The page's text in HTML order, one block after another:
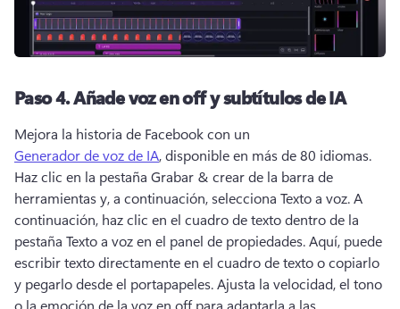
Paso 4. Añade voz en off y subtítulos de IA
Mejora la historia de Facebook con un
Generador de voz de IA, disponible en más de 80 idiomas.
Haz clic en la pestaña Grabar & crear de la barra de
herramientas y, a continuación, selecciona Texto a voz. A
continuación, haz clic en el cuadro de texto dentro de la
pestaña Texto a voz en el panel de propiedades. Aquí, puede
escribir texto directamente en el cuadro de texto o copiarlo
y pegarlo desde el portapapeles. Ajusta la velocidad, el tono
o la emoción de la voz en off para adaptarla a las